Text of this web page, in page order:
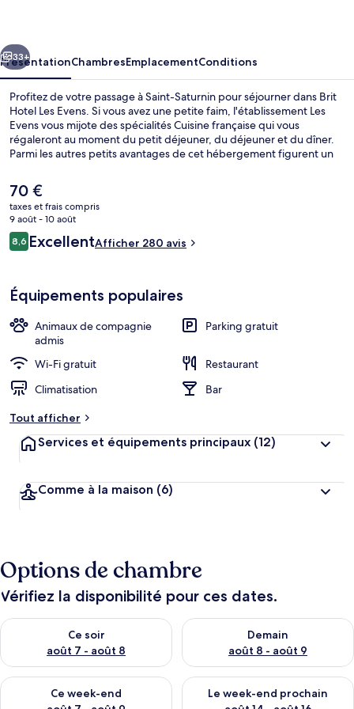
Suivant
33+
PrésentationChambresEmplacementConditions
Profitez de votre passage à Saint-Saturnin pour séjourner dans Brit
Hotel Les Evens. Si vous avez une petite faim, l'établissement Les
Evens vous mijote des spécialités Cuisine française qui vous
régaleront au moment du petit déjeuner, du déjeuner et du dîner.
Parmi les autres petits avantages de cet hébergement figurent un
Le
prix
actuel
est
de
70 €
taxes et frais compris
9 août - 10 août
Avis
voyageurs
8,68,6 sur 10
ExcellentAfficher 280 avis
Équipements populaires
Animaux de compagnie
admis
Parking gratuit
Wi-Fi gratuit
Restaurant
Climatisation
Bar
Tout afficher
Services et équipements principaux (12)
Comme à la maison (6)
Options de chambre
Vérifiez la disponibilité pour ces dates.
Ce soir
août 7 - août 8
Vérifier la disponibilité pour ce soir août 7 - août 8
Demain
août 8 - août 9
Vérifier la disponibilité pour
Ce week-end
Vérifier la disponibilité pour ce week-end août 7 - août 9
Le week-end prochain
Vérifier la disponibilité pour